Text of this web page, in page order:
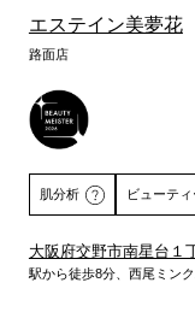
エステイン美夢花
路面店
肌分析 ビューテ
大阪府交野市南星台１
駅から徒歩8分、西尾ミン